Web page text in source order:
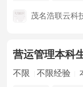
茂名浩联云科
营运管理本科
不限 不限经验